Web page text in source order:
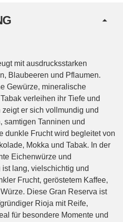
mit ausdrucksstarken
Blaubeeren und Pflaumen.
Gewürze, mineralische
verleihen ihr Tiefe und
er sich vollmundig und
samtigen Tanninen und
dunkle Frucht wird begleitet von
Mokka und Tabak. In der
Eichenwürze und
lang, vielschichtig und
Frucht, geröstetem Kaffee,
Diese Gran Reserva ist
Rioja mit Reife,
für besondere Momente und